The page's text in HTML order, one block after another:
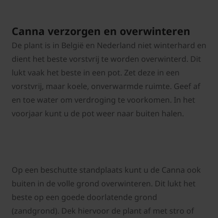
Canna verzorgen en overwinteren
De plant is in België en Nederland niet winterhard en
dient het beste vorstvrij te worden overwinterd. Dit
lukt vaak het beste in een pot. Zet deze in een
vorstvrij, maar koele, onverwarmde ruimte. Geef af
en toe water om verdroging te voorkomen. In het
voorjaar kunt u de pot weer naar buiten halen.
Op een beschutte standplaats kunt u de Canna ook
buiten in de volle grond overwinteren. Dit lukt het
beste op een goede doorlatende grond
(zandgrond). Dek hiervoor de plant af met stro of